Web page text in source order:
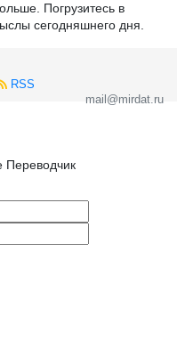
Погрузитесь в
сегодняшнего дня.
RSS
mail@mirdat.ru
Переводчик